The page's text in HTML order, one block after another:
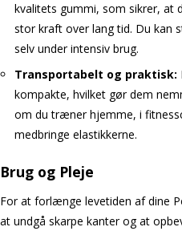
kvalitets gummi, som sikrer, at
stor kraft over lang tid. Du kan
selv under intensiv brug.
Transportabelt og praktisk:
kompakte, hvilket gør dem
om du træner hjemme, i
medbringe elastikkerne.
Brug og Pleje
For at forlænge levetiden af dine
at undgå skarpe kanter og at